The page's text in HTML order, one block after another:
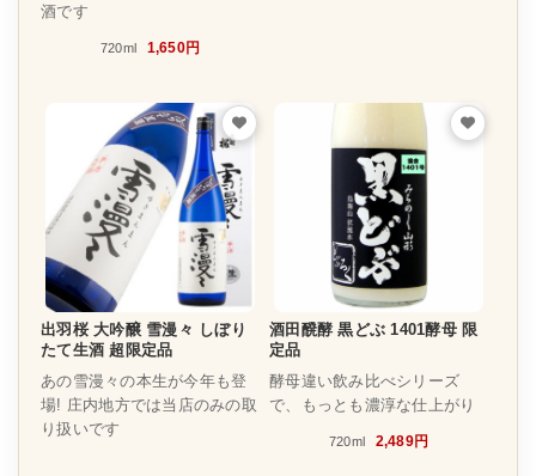
酒です
720ml 1,650円
出羽桜 大吟醸 雪漫々 しぼり
たて生酒 超限定品
あの雪漫々の本生が今年も登
場! 庄内地方では当店のみの取
り扱いです
酒田醗酵 黒どぶ 1401酵母 限
定品
酵母違い飲み比べシリーズ
で、もっとも濃淳な仕上がり
720ml 2,489円